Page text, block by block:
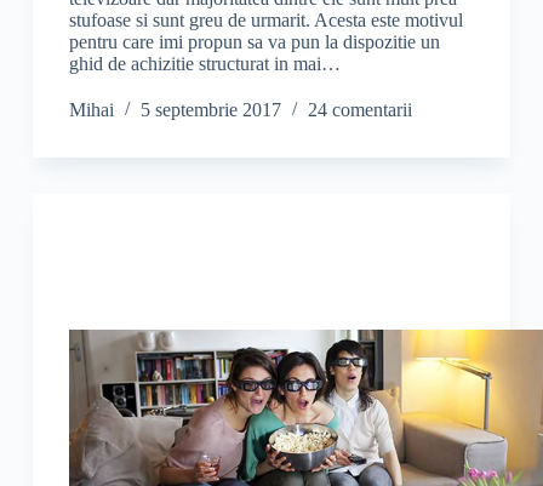
stufoase si sunt greu de urmarit. Acesta este motivul
pentru care imi propun sa va pun la dispozitie un
ghid de achizitie structurat in mai…
Mihai 5 septembrie 2017 24 comentarii